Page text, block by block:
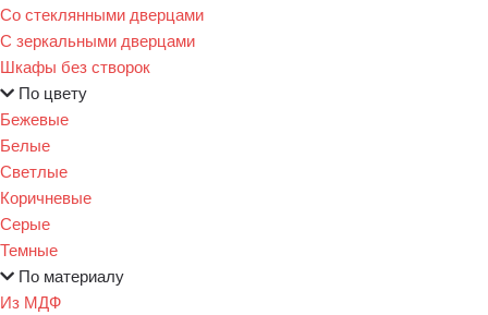
Со стеклянными дверцами
С зеркальными дверцами
Шкафы без створок
По цвету
Бежевые
Белые
Светлые
Коричневые
Серые
Темные
По материалу
Из МДФ